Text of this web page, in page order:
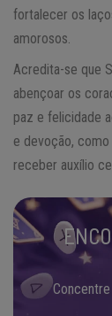
fortalecer os
amorosos.
Acredita-se que
abençoar os
paz e felicidade
e devoção,
receber auxílio